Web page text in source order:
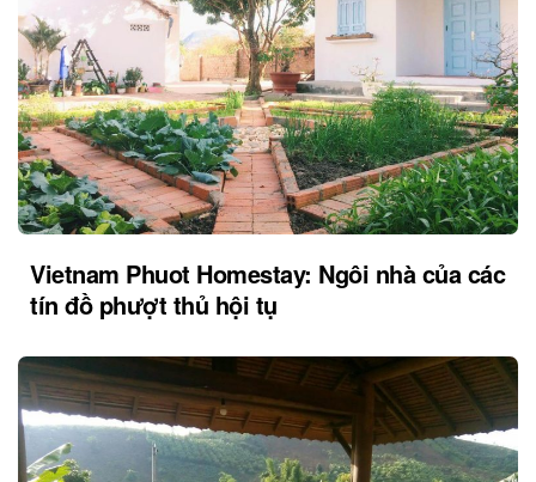
Vietnam Phuot Homestay: Ngôi nhà của các
tín đồ phượt thủ hội tụ